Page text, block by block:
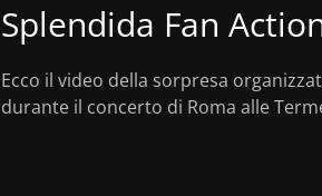
Splendida Fan
Ecco il video della sorpresa
durante il concerto di Roma alle